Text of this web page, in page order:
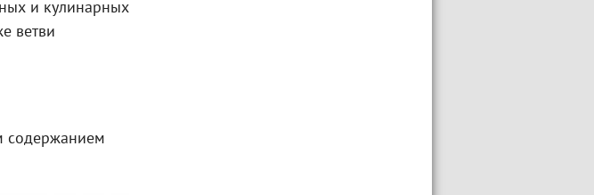
и кулинарных
ветви
содержанием